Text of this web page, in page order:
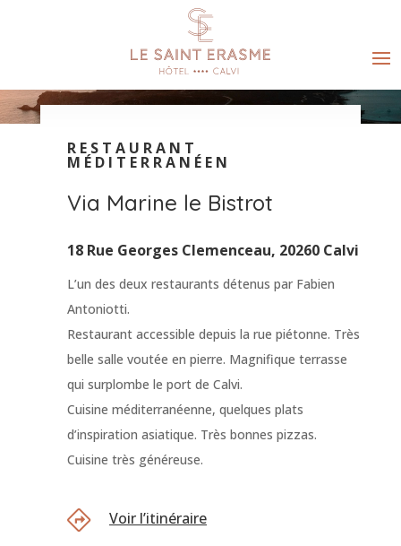
RESTAURANT
MÉDITERRANÉEN
Via Marine le Bistrot
18 Rue Georges Clemenceau, 20260 Calvi
L’un des deux restaurants détenus par Fabien
Antoniotti.
Restaurant accessible depuis la rue piétonne. Très
belle salle voutée en pierre. Magnifique terrasse
qui surplombe le port de Calvi.
Cuisine méditerranéenne, quelques plats
d’inspiration asiatique. Très bonnes pizzas.
Cuisine très généreuse.
Voir l’itinéraire